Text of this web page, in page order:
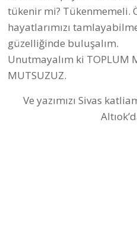
tükenir mi? Tükenmemeli.
hayatlarımızı
güzelliğinde buluşalım.
Unutmayalım ki TOPLUM
MUTSUZUZ.
Ve yazımızı Sivas